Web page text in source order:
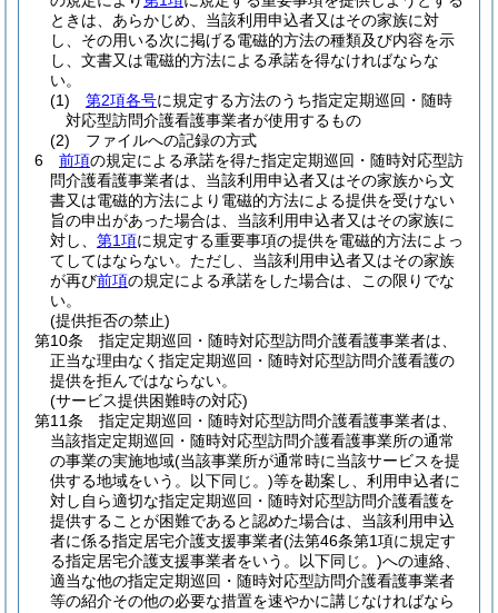
ときは、あらかじめ、当該利用申込者又はその家族に対
し、その用いる次に掲げる電磁的方法の種類及び内容を示
し、文書又は電磁的方法による承諾を得なければならな
い。
(1)
第2項各号に規定する方法のうち指定定期巡回・随時
対応型訪問介護看護事業者が使用するもの
(2)
ファイルへの記録の方式
6
前項の規定による承諾を得た指定定期巡回・随時対応型訪
問介護看護事業者は、当該利用申込者又はその家族から文
書又は電磁的方法により電磁的方法による提供を受けない
旨の申出があった場合は、当該利用申込者又はその家族に
対し、 第1項に規定する重要事項の提供を電磁的方法によっ
てしてはならない。 ただし、当該利用申込者又はその家族
が再び前項の規定による承諾をした場合は、この限りでな
い。
(提供拒否の禁止)
第10条
指定定期巡回・随時対応型訪問介護看護事業者は、
正当な理由なく指定定期巡回・随時対応型訪問介護看護の
提供を拒んではならない。
(サービス提供困難時の対応)
第11条
指定定期巡回・随時対応型訪問介護看護事業者は、
当該指定定期巡回・随時対応型訪問介護看護事業所の通常
の事業の実施地域(当該事業所が通常時に当該サービスを提
供する地域をいう。以下同じ。)等を勘案し、利用申込者に
対し自ら適切な指定定期巡回・随時対応型訪問介護看護を
提供することが困難であると認めた場合は、当該利用申込
者に係る指定居宅介護支援事業者(法第46条第1項に規定す
る指定居宅介護支援事業者をいう。以下同じ。)への連絡、
適当な他の指定定期巡回・随時対応型訪問介護看護事業者
等の紹介その他の必要な措置を速やかに講じなければなら